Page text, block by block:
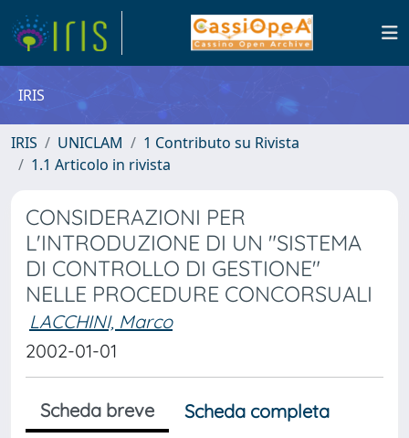
IRIS
IRIS UNICLAM
1 Contributo su Rivista
1.1 Articolo in rivista
CONSIDERAZIONI PER
L'INTRODUZIONE DI UN "SISTEMA
DI CONTROLLO DI GESTIONE"
NELLE PROCEDURE CONCORSUALI
LACCHINI, Marco
2002-01-01
Scheda breve
Scheda completa